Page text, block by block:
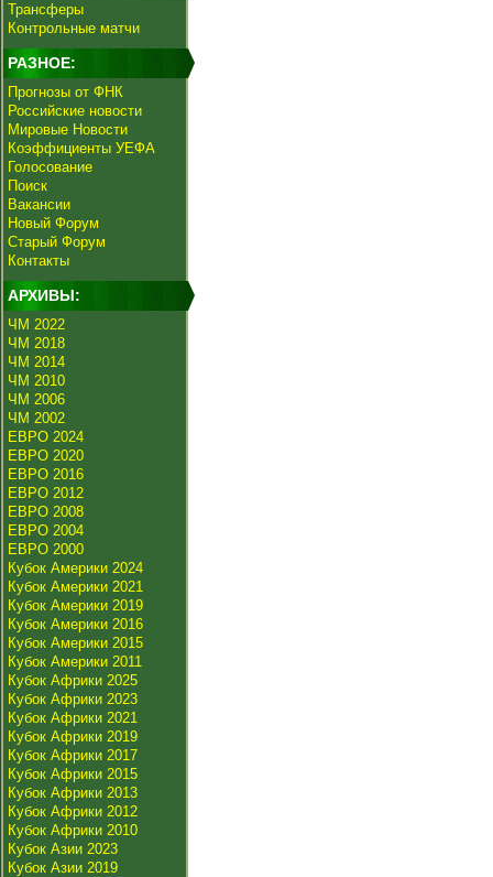
Трансферы
Контрольные матчи
РАЗНОЕ:
Прогнозы от ФНК
Российские новости
Мировые Новости
Коэффициенты УЕФА
Голосование
Поиск
Вакансии
Новый Форум
Старый Форум
Контакты
АРХИВЫ:
ЧМ 2022
ЧМ 2018
ЧМ 2014
ЧМ 2010
ЧМ 2006
ЧМ 2002
ЕВРО 2024
ЕВРО 2020
ЕВРО 2016
ЕВРО 2012
ЕВРО 2008
ЕВРО 2004
ЕВРО 2000
Кубок Америки 2024
Кубок Америки 2021
Кубок Америки 2019
Кубок Америки 2016
Кубок Америки 2015
Кубок Америки 2011
Кубок Африки 2025
Кубок Африки 2023
Кубок Африки 2021
Кубок Африки 2019
Кубок Африки 2017
Кубок Африки 2015
Кубок Африки 2013
Кубок Африки 2012
Кубок Африки 2010
Кубок Азии 2023
Кубок Азии 2019